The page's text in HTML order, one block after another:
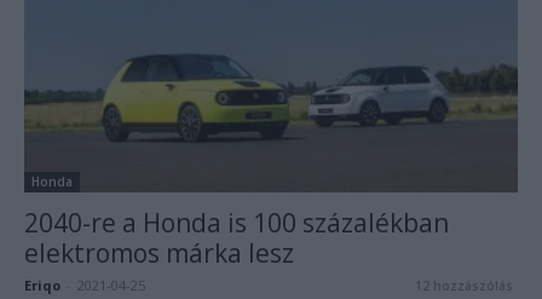
Honda
2040-re a Honda is 100 százalékban
elektromos márka lesz
Eriqo 2021-04-25 12 hozzászólás